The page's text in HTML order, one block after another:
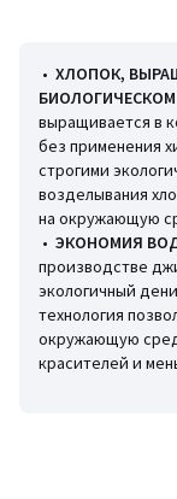
Описание
• Куртка-рубашка
• Свободный
• Длина: средняя
• Рубашечный
• Застежка на
• Два больших
Параметры
• Длина: 67 см
• Длина рукавов:
• Обхват груди: 110
• ХЛОПОК,
выращивается в
без применения
строгими
возделывания
на окружающую
• ЭКОНОМИЯ
производстве
экологичный
технология
окружающую
красителей и